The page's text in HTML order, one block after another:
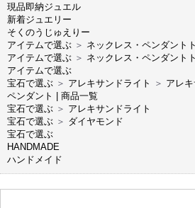
現品即納ジュエル
新着ジュエリー
そくのうじゅえりー
アイテムで選ぶ ＞ ネックレス・ペンダント
アイテムで選ぶ ＞ ネックレス・ペンダント
アイテムで選ぶ
宝石で選ぶ ＞ アレキサンドライト ＞ アレ
ペンダント | 商品一覧
宝石で選ぶ ＞ アレキサンドライト
宝石で選ぶ ＞ ダイヤモンド
宝石で選ぶ
HANDMADE
ハンドメイド